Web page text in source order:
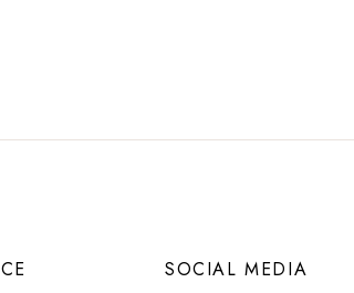
SOCIAL MEDIA